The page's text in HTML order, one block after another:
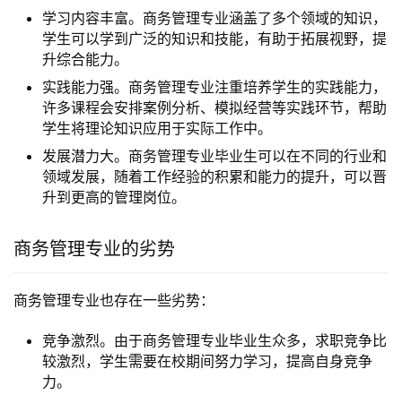
学习内容丰富。商务管理专业涵盖了多个领域的知识，
学生可以学到广泛的知识和技能，有助于拓展视野，提
升综合能力。
实践能力强。商务管理专业注重培养学生的实践能力，
许多课程会安排案例分析、模拟经营等实践环节，帮助
学生将理论知识应用于实际工作中。
发展潜力大。商务管理专业毕业生可以在不同的行业和
领域发展，随着工作经验的积累和能力的提升，可以晋
升到更高的管理岗位。
商务管理专业的劣势
商务管理专业也存在一些劣势：
竞争激烈。由于商务管理专业毕业生众多，求职竞争比
较激烈，学生需要在校期间努力学习，提高自身竞争
力。